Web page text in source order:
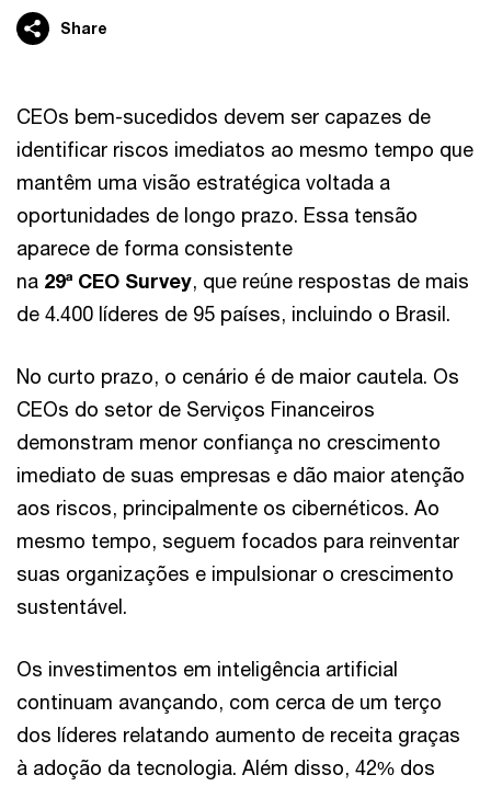
Share
CEOs bem-sucedidos devem ser capazes de
identificar riscos imediatos ao mesmo tempo que
mantêm uma visão estratégica voltada a
oportunidades de longo prazo. Essa tensão
aparece de forma consistente
na 29ª CEO Survey, que reúne respostas de mais
de 4.400 líderes de 95 países, incluindo o Brasil.
No curto prazo, o cenário é de maior cautela. Os
CEOs do setor de Serviços Financeiros
demonstram menor confiança no crescimento
imediato de suas empresas e dão maior atenção
aos riscos, principalmente os cibernéticos. Ao
mesmo tempo, seguem focados para reinventar
suas organizações e impulsionar o crescimento
sustentável.
Os investimentos em inteligência artificial
continuam avançando, com cerca de um terço
dos líderes relatando aumento de receita graças
à adoção da tecnologia. Além disso, 42% dos